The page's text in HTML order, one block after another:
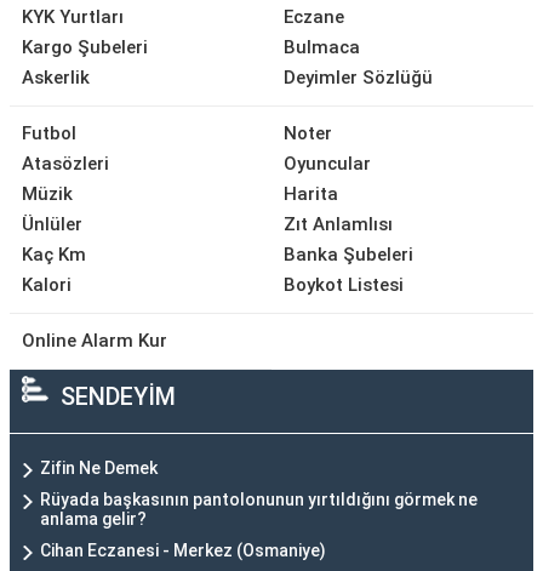
KYK Yurtları
Kargo Şubeleri
Askerlik
Eczane
Bulmaca
Deyimler Sözlüğü
Futbol
Atasözleri
Müzik
Ünlüler
Kaç Km
Kalori
Noter
Oyuncular
Harita
Zıt Anlamlısı
Banka Şubeleri
Boykot Listesi
Online Alarm Kur
SENDEYİM
Zifin Ne Demek
Rüyada başkasının pantolonunun yırtıldığını görmek ne
anlama gelir?
Cihan Eczanesi - Merkez (Osmaniye)